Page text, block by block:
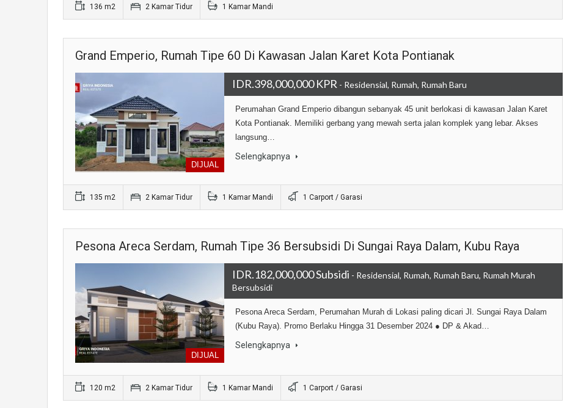
136 m2 2 Kamar Tidur 1 Kamar Mandi
Grand Emperio, Rumah Tipe 60 Di Kawasan Jalan Karet Kota Pontianak
DIJUAL
IDR.398,000,000 KPR - Residensial, Rumah, Rumah Baru
Perumahan Grand Emperio dibangun sebanyak 45 unit berlokasi di kawasan Jalan Karet
Kota Pontianak. Memiliki gerbang yang mewah serta jalan komplek yang lebar. Akses
langsung…
Selengkapnya
135 m2 2 Kamar Tidur 1 Kamar Mandi 1 Carport / Garasi
Pesona Areca Serdam, Rumah Tipe 36 Bersubsidi Di Sungai Raya Dalam, Kubu Raya
DIJUAL
IDR.182,000,000 Subsidi - Residensial, Rumah, Rumah Baru, Rumah Murah
Bersubsidi
Pesona Areca Serdam, Perumahan Murah di Lokasi paling dicari Jl. Sungai Raya Dalam
(Kubu Raya). Promo Berlaku Hingga 31 Desember 2024 ● DP & Akad…
Selengkapnya
120 m2 2 Kamar Tidur 1 Kamar Mandi 1 Carport / Garasi